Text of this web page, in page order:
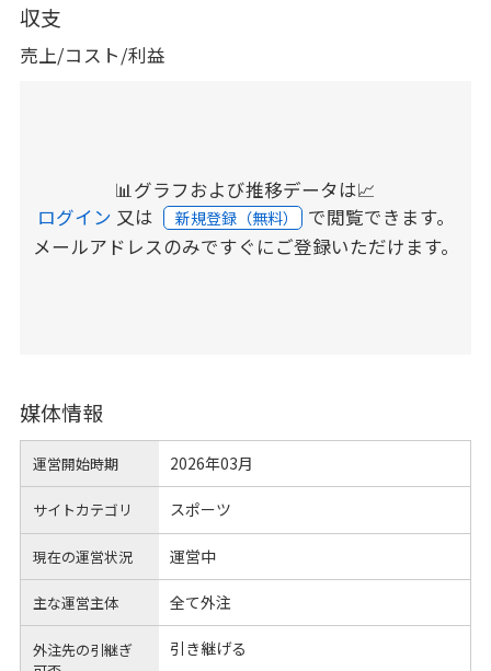
収支
売上/コスト/利益
📊グラフおよび推移データは📈
ログイン 又は 新規登録（無料） で閲覧できます。
メールアドレスのみですぐにご登録いただけます。
媒体情報
運営開始時期 2026年03月
サイトカテゴリ スポーツ
現在の運営状況 運営中
主な運営主体 全て外注
外注先の引継ぎ
引き継げる